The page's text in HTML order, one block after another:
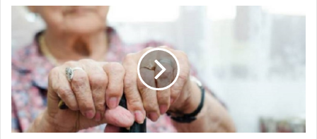
Iniciativa
impulsa
políticas
públicas
para
las
personas
adultas
mayores